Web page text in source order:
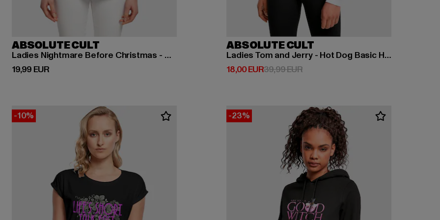
ABSOLUTE CULT
Ladies Nightmare Before Christmas - Misfits Love
19,99 EUR
Derzeitiger Preis: 19,99 EUR
ABSOLUTE CULT
Ladies Tom and Jerry - Hot Dog Basic Hoody
18,00 EUR
Derzeitiger Preis: 18,00 EUR
39,99 EURAktionspreis: 39,99 EUR
-10% -23%